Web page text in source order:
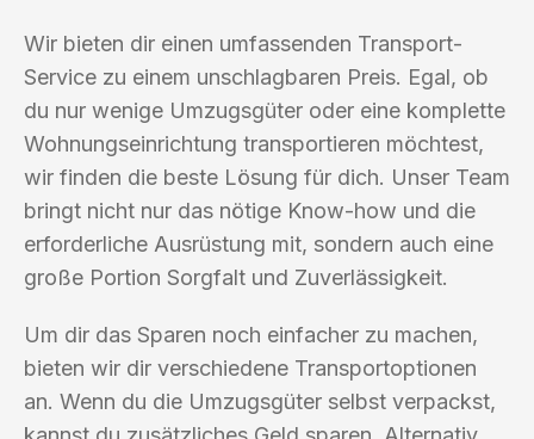
Wir bieten dir einen umfassenden Transport-
Service zu einem unschlagbaren Preis. Egal, ob
du nur wenige Umzugsgüter oder eine komplette
Wohnungseinrichtung transportieren möchtest,
wir finden die beste Lösung für dich. Unser Team
bringt nicht nur das nötige Know-how und die
erforderliche Ausrüstung mit, sondern auch eine
große Portion Sorgfalt und Zuverlässigkeit.
Um dir das Sparen noch einfacher zu machen,
bieten wir dir verschiedene Transportoptionen
an. Wenn du die Umzugsgüter selbst verpackst,